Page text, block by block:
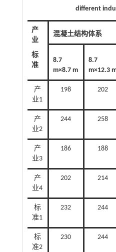
different
产
业
标
准
混凝土结构体系
8.7
m×8.7 m
8.7
m×12.3
产
业1
198 202
产
业2
244 258
产
业3
186 188
产
业4
202 214
标
准1
232 244
标
准2
230 244